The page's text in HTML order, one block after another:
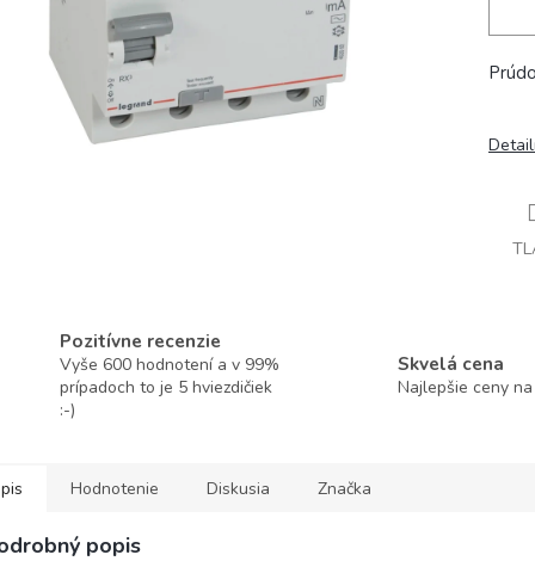
Pozitívne recenzie
Vyše 600 hodnotení a v 99%
prípadoch to je 5 hviezdičiek
:-)
Skvelá cena
Najlepšie ceny
Hodnotenie Diskusia Značka
popis